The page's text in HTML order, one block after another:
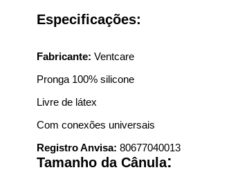
Especificações:
Fabricante: Ventcare
Pronga 100% silicone
Livre de látex
Com conexões universais
Registro Anvisa: 80677040013
Tamanho da Cânula: